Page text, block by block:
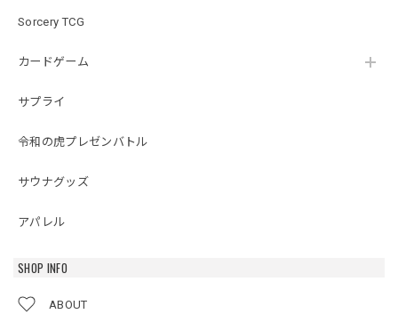
Sorcery TCG
カードゲーム
サプライ
令和の虎プレゼンバトル
サウナグッズ
アパレル
SHOP INFO
ABOUT